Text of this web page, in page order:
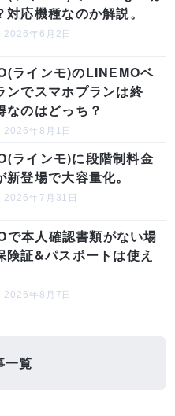
対応機種なのか解説。
2026年6月2日
ラインモ)のLINEMOベ
ンでスマホプランは終
なのはどっち？
2026年8月1日
ラインモ)に段階制料金
新登場で大容量化。
2026年7月31日
で本人確認書類がない場
険証&パスポートは使え
2026年8月7日
一覧